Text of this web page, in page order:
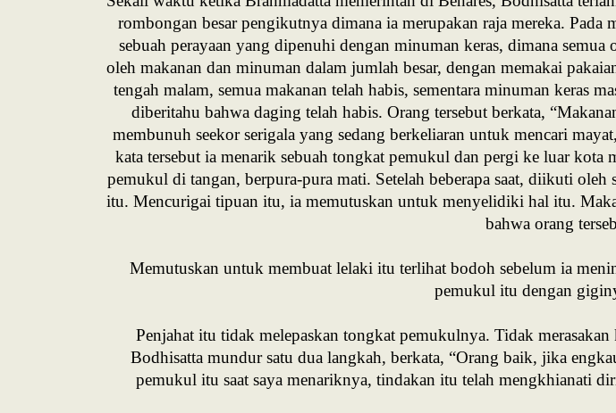
rombongan besar pengikutnya dimana ia merupakan raja mereka. Pada
sebuah perayaan yang dipenuhi dengan minuman keras, dimana
oleh makanan dan minuman dalam jumlah besar, dengan memakai
tengah malam, semua makanan telah habis, sementara minuman keras
diberitahu bahwa daging telah habis. Orang tersebut berkata,
membunuh seekor serigala yang sedang berkeliaran untuk mencari
kata tersebut ia menarik sebuah tongkat pemukul dan pergi ke luar
pemukul di tangan, berpura-pura mati. Setelah beberapa saat, diikuti
itu. Mencurigai tipuan itu, ia memutuskan untuk menyelidiki hal itu.
bahwa orang
Memutuskan untuk membuat lelaki itu terlihat bodoh sebelum ia
pemukul itu dengan
Penjahat itu tidak melepaskan tongkat pemukulnya. Tidak
Bodhisatta mundur satu dua langkah, berkata, “Orang baik, jika
pemukul itu saat saya menariknya, tindakan itu telah mengkhianati